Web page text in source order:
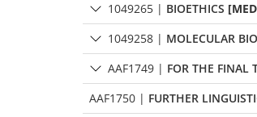
1049265 | BIOETHICS
1049258 | MOLECULAR
AAF1749 | FOR THE FINAL
AAF1750 | FURTHER